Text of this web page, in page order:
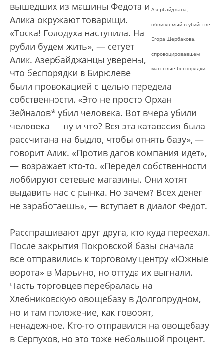
Азербайджана,
обвиняемый в убийстве
Егора Щербакова,
спровоцировавшем
массовые беспорядки.
вышедших из машины Федота и
Алика окружают товарищи.
«Тоска! Голодуха наступила. На
рубли будем жить», — сетует
Алик. Азербайджанцы уверены,
что беспорядки в Бирюлеве
были провокацией с целью передела
собственности. «Это не просто Орхан
Зейналов* убил человека. Вот вчера убили
человека — ну и что? Вся эта катавасия была
рассчитана на быдло, чтобы отнять базу», —
говорит Алик. «Против дагов компания идет»,
— возражает кто-то. «Передел собственности
лоббируют сетевые магазины. Они хотят
выдавить нас с рынка. Но зачем? Всех денег
не заработаешь», — вступает в диалог Федот.
Расспрашивают друг друга, кто куда переехал.
После закрытия Покровской базы сначала
все отправились к торговому центру «Южные
ворота» в Марьино, но оттуда их выгнали.
Часть торговцев перебралась на
Хлебниковскую овощебазу в Долгопрудном,
но и там положение, как говорят,
ненадежное. Кто-то отправился на овощебазу
в Серпухов, но это тоже небольшой процент.